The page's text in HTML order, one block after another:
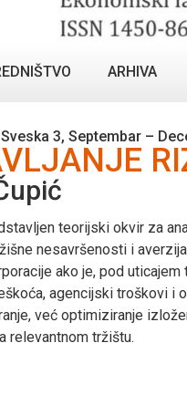
ARHIVA
3, Septembar –
teorijski okvir za
nesavršenosti i
ako je, pod
agencijski troškovi i
već optimiziranje
relevantnom tržištu.